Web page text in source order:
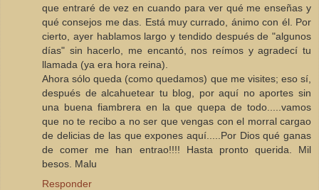
que entraré de vez en cuando para ver qué me enseñas y
qué consejos me das. Está muy currado, ánimo con él. Por
cierto, ayer hablamos largo y tendido después de "algunos
días" sin hacerlo, me encantó, nos reímos y agradecí tu
llamada (ya era hora reina).
Ahora sólo queda (como quedamos) que me visites; eso sí,
después de alcahuetear tu blog, por aquí no aportes sin
una buena fiambrera en la que quepa de todo.....vamos
que no te recibo a no ser que vengas con el morral cargao
de delicias de las que expones aquí.....Por Dios qué ganas
de comer me han entrao!!!! Hasta pronto querida. Mil
besos. Malu
Responder